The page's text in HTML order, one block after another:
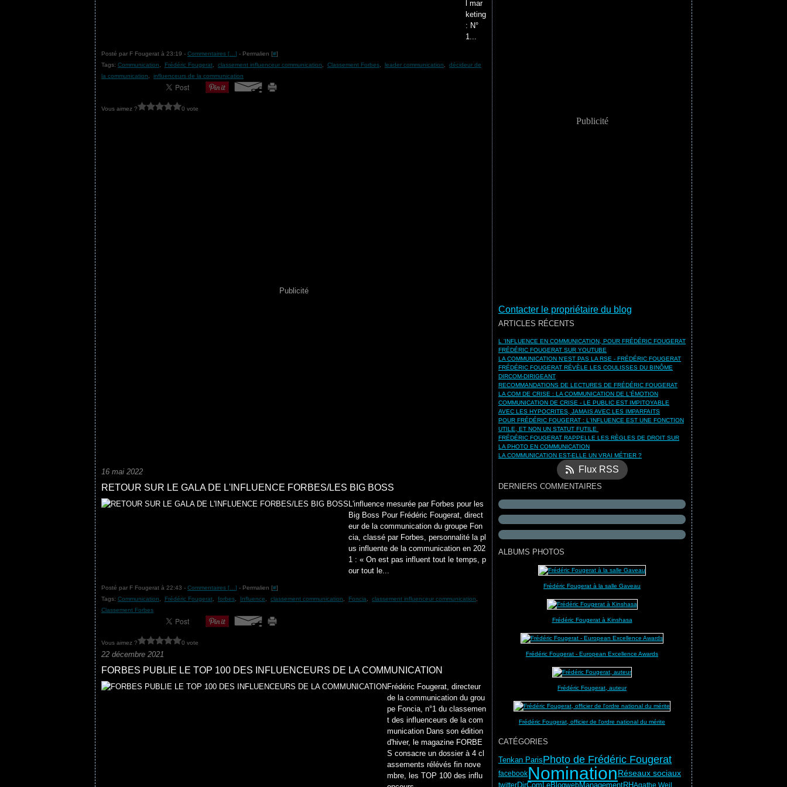
l mar
keting
: N°
1...
Posté par F Fougerat à 23:19 - Commentaires [ ] - Permalien [#]
Tags: Communication Frédéric Fougerat classement influenceur communication Classement Forbes leader communication
décideur de
la communication
influenceurs de la communication
Vous aimez ? 0 vote
Publicité
16 mai 2022
RETOUR SUR LE GALA DE L'INFLUENCE FORBES/LES BIG BOSS
L'influence mesurée par Forbes pour les
Big Boss Pour Frédéric Fougerat, direct
eur de la communication du groupe Fon
cia, classé par Forbes, personnalité la pl
us influente de la communication en 202
1 : « On est pas influent tout le temps, p
our tout le...
Posté par F Fougerat à 22:43 - Commentaires [ ] - Permalien [#]
Tags: Communication Frédéric Fougerat forbes Influence classement communication Foncia classement influenceur communication
Classement Forbes
Vous aimez ? 0 vote
22 décembre 2021
FORBES PUBLIE LE TOP 100 DES INFLUENCEURS DE LA COMMUNICATION
Frédéric Fougerat, directeur
de la communication du grou
pe Foncia, n°1 du classemen
t des influenceurs de la com
munication Dans son édition
d'hiver, le magazine FORBE
S consacre un dossier à 4 cl
assements rélévés fin nove
mbre, les TOP 100 des influ
Publicité
Contacter le propriétaire du blog
ARTICLES RÉCENTS
L 'INFLUENCE EN COMMUNICATION, POUR FRÉDÉRIC FOUGERAT
FRÉDÉRIC FOUGERAT SUR YOUTUBE
LA COMMUNICATION N'EST PAS LA RSE - FRÉDÉRIC FOUGERAT
FRÉDÉRIC FOUGERAT RÉVÈLE LES COULISSES DU BINÔME
DIRCOM-DIRIGEANT
RECOMMANDATIONS DE LECTURES DE FRÉDÉRIC FOUGERAT
LA COM DE CRISE : LA COMMUNICATION DE L'ÉMOTION
COMMUNICATION DE CRISE - LE PUBLIC EST IMPITOYABLE
AVEC LES HYPOCRITES, JAMAIS AVEC LES IMPARFAITS
POUR FRÉDÉRIC FOUGERAT : L'INFLUENCE EST UNE FONCTION
UTILE, ET NON UN STATUT FUTILE
FRÉDÉRIC FOUGERAT RAPPELLE LES RÈGLES DE DROIT SUR
LA PHOTO EN COMMUNICATION
LA COMMUNICATION EST-ELLE UN VRAI MÉTIER ?
Flux RSS
DERNIERS COMMENTAIRES
ALBUMS PHOTOS
Frédéric Fougerat à la salle Gaveau
Frédéric Fougerat à Kinshasa
Frédéric Fougerat - European Excellence Awards
Frédéric Fougerat, auteur
Frédéric Fougerat, officier de l'ordre national du mérite
CATÉGORIES
Tenkan ParisPhoto de Frédéric Fougerat
facebookNominationRéseaux sociaux
twitterDirComLeBlogwebManagementRHAgathe Weil